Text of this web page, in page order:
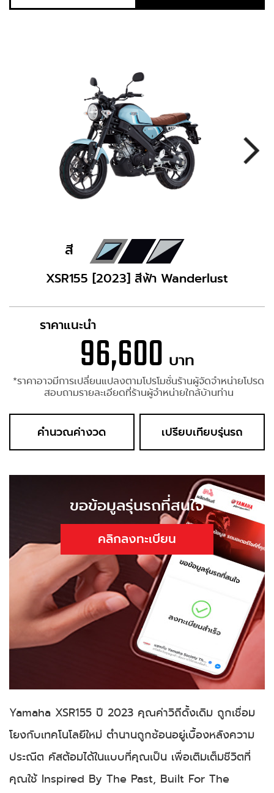
สี
XSR155 [2023] สีฟ้า Wanderlust
ราคาแนะนำ
96,600 บาท
*ราคาอาจมีการเปลี่ยนแปลงตามโปรโมชั่นร้านผู้จัดจำหน่ายโปรด
สอบถามรายละเอียดที่ร้านผู้จำหน่ายใกล้บ้านท่าน
คำนวณค่างวด เปรียบเทียบรุ่นรถ
ขอข้อมูลรุ่นรถที่สนใจ
คลิกลงทะเบียน
Yamaha XSR155 ปี 2023 คุณค่าวิถีดั้งเดิม ถูกเชื่อม
โยงกับเทคโนโลยีใหม่ ตำนานถูกซ้อนอยู่เบื้องหลังความ
ประณีต คัสต้อมได้ในแบบที่คุณเป็น เพื่อเติมเต็มชีวิตที่
คุณใช้ Inspired By The Past, Built For The